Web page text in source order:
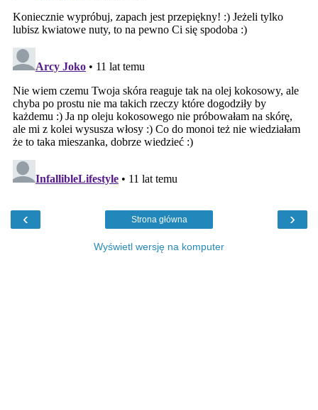
‹ ›
Strona główna
Wyświetl wersję na komputer